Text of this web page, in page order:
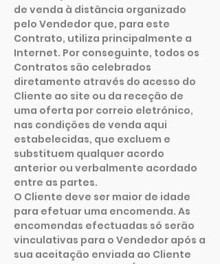
de venda à distância organizado
pelo Vendedor que, para este
Contrato, utiliza principalmente a
Internet. Por conseguinte, todos os
Contratos são celebrados
diretamente através do acesso do
Cliente ao site ou da receção de
uma oferta por correio eletrónico,
nas condições de venda aqui
estabelecidas, que excluem e
substituem qualquer acordo
anterior ou verbalmente acordado
entre as partes.
O Cliente deve ser maior de idade
para efetuar uma encomenda. As
encomendas efectuadas só serão
vinculativas para o Vendedor após a
sua aceitação enviada ao Cliente